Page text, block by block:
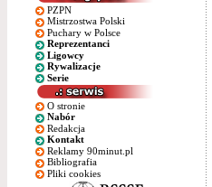
PZPN
Mistrzostwa Polski
Puchary w Polsce
Reprezentanci
Ligowcy
Rywalizacje
Serie
O stronie
Nabór
Redakcja
Kontakt
Reklamy 90minut.pl
Bibliografia
Pliki cookies